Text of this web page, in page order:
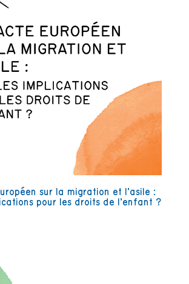
sur la migration et l’asile :
pour les droits de l’enfant ?